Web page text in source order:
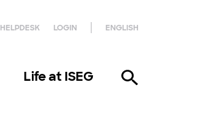
HELPDESK LOGIN ENGLISH
Life at ISEG